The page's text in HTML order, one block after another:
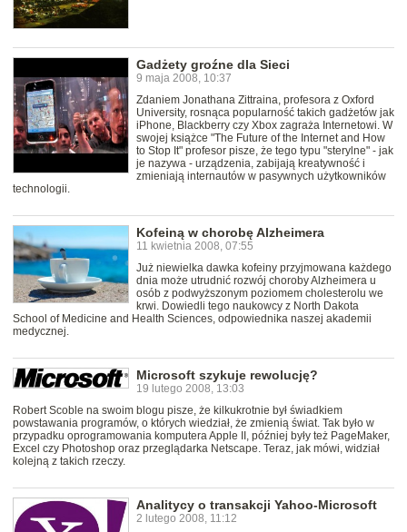
Gadżety groźne dla Sieci
9 maja 2008, 10:37
Zdaniem Jonathana Zittraina, profesora z Oxford
University, rosnąca popularność takich gadżetów jak
iPhone, Blackberry czy Xbox zagraża Internetowi. W
swojej książce "The Future of the Internet and How
to Stop It" profesor pisze, że tego typu "sterylne" - jak
je nazywa - urządzenia, zabijają kreatywność i
zmieniają internautów w pasywnych użytkowników
technologii.
Kofeiną w chorobę Alzheimera
11 kwietnia 2008, 07:55
Już niewielka dawka kofeiny przyjmowana każdego
dnia może utrudnić rozwój choroby Alzheimera u
osób z podwyższonym poziomem cholesterolu we
krwi. Dowiedli tego naukowcy z North Dakota
School of Medicine and Health Sciences, odpowiednika naszej akademii
medycznej.
Microsoft szykuje rewolucję?
19 lutego 2008, 13:03
Robert Scoble na swoim blogu pisze, że kilkukrotnie był świadkiem
powstawania programów, o których wiedział, że zmienią świat. Tak było w
przypadku oprogramowania komputera Apple II, później były też PageMaker,
Excel czy Photoshop oraz przeglądarka Netscape. Teraz, jak mówi, widział
kolejną z takich rzeczy.
Analitycy o transakcji Yahoo-Microsoft
2 lutego 2008, 11:12